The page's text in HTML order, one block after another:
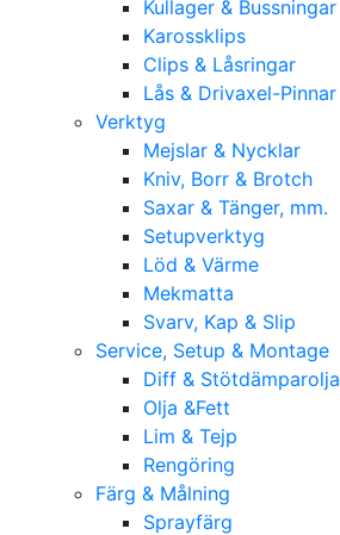
Kullager & Bussningar
Karossklips
Clips & Låsringar
Lås & Drivaxel-Pinnar
Verktyg
Mejslar & Nycklar
Kniv, Borr & Brotch
Saxar & Tänger, mm.
Setupverktyg
Löd & Värme
Mekmatta
Svarv, Kap & Slip
Service, Setup & Montage
Diff & Stötdämparolja
Olja &Fett
Lim & Tejp
Rengöring
Färg & Målning
Sprayfärg